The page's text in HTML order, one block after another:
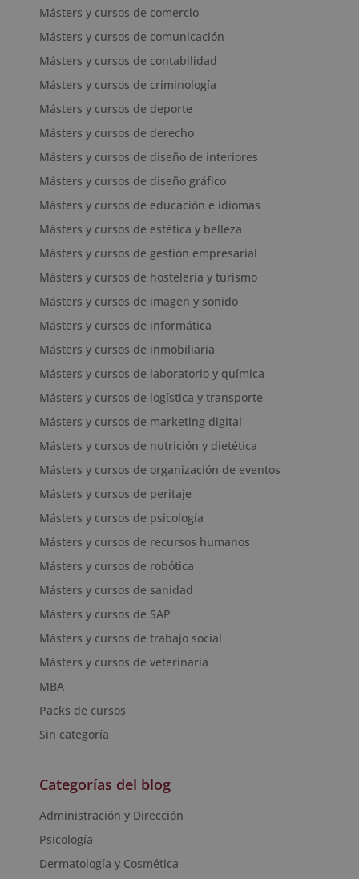
Másters y cursos de comercio
Másters y cursos de comunicación
Másters y cursos de contabilidad
Másters y cursos de criminología
Másters y cursos de deporte
Másters y cursos de derecho
Másters y cursos de diseño de interiores
Másters y cursos de diseño gráfico
Másters y cursos de educación e idiomas
Másters y cursos de estética y belleza
Másters y cursos de gestión empresarial
Másters y cursos de hostelería y turismo
Másters y cursos de imagen y sonido
Másters y cursos de informática
Másters y cursos de inmobiliaria
Másters y cursos de laboratorio y química
Másters y cursos de logística y transporte
Másters y cursos de marketing digital
Másters y cursos de nutrición y dietética
Másters y cursos de organización de eventos
Másters y cursos de peritaje
Másters y cursos de psicología
Másters y cursos de recursos humanos
Másters y cursos de robótica
Másters y cursos de sanidad
Másters y cursos de SAP
Másters y cursos de trabajo social
Másters y cursos de veterinaria
MBA
Packs de cursos
Sin categoría
Categorías del blog
Administración y Dirección
Psicología
Dermatología y Cosmética